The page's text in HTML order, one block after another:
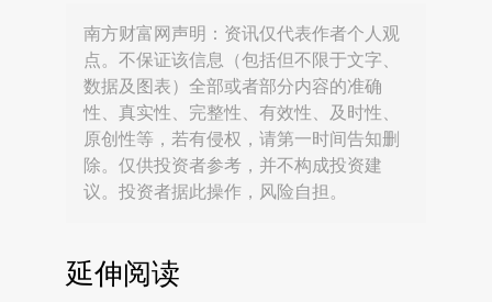
南方财富网声明：资讯仅代表作者个人观
点。不保证该信息（包括但不限于文字、
数据及图表）全部或者部分内容的准确
性、真实性、完整性、有效性、及时性、
原创性等，若有侵权，请第一时间告知删
除。仅供投资者参考，并不构成投资建
议。投资者据此操作，风险自担。
延伸阅读